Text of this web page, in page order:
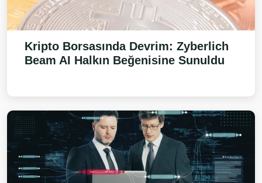
Kripto Borsasında Devrim: Zyberlich
Beam AI Halkın Beğenisine Sunuldu